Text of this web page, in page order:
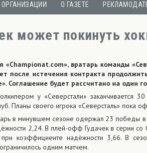
ОРГАНИЗАЦИИ О ГАЗЕТЕ
может покинуть
вратарь команды
после истечения контракта
Соглашение будет рассчитано на один
у «Северстали» заканчивается
Планы своего игрока «Северсталь» пока
в минувшем сезоне одержал 23 победы
2,24. В плей-офф Гудачек в серии
коэффициенте надёжности 3,66. В
одним матчем.